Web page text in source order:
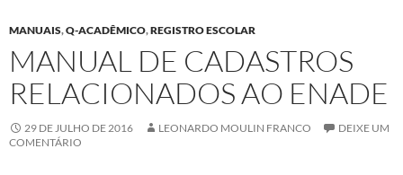
MANUAIS,Q-ACADÊMICO,REGISTRO ESCOLAR
MANUAL DE CADASTROS
RELACIONADOS AO ENADE
29 DE JULHO DE 2016 LEONARDO MOULIN FRANCO
DEIXE UM
COMENTÁRIO